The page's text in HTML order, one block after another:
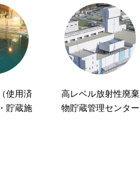
使用済
貯蔵施
高レベル放射性廃棄
物貯蔵管理センター